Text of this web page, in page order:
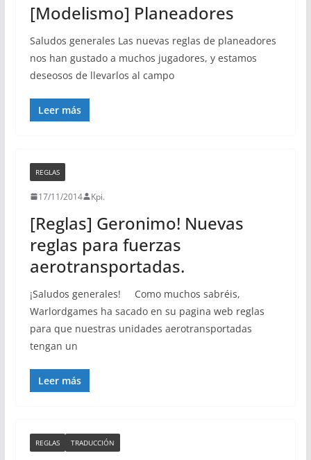
[Modelismo] Planeadores
Saludos generales Las nuevas reglas de planeadores
nos han gustado a muchos jugadores, y estamos
deseosos de llevarlos al campo
Leer más
REGLAS
17/11/2014 Kpi.
[Reglas] Geronimo! Nuevas
reglas para fuerzas
aerotransportadas.
¡Saludos generales! Como muchos sabréis,
Warlordgames ha sacado en su pagina web reglas
para que nuestras unidades aerotransportadas
tengan un
Leer más
REGLAS TRADUCCIÓN